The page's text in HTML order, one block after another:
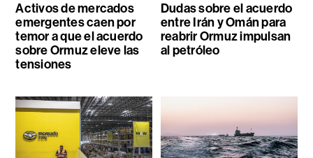
Activos de mercados
emergentes caen por
temor a que el acuerdo
sobre Ormuz eleve las
tensiones
Dudas sobre el acuerdo
entre Irán y Omán para
reabrir Ormuz impulsan
al petróleo